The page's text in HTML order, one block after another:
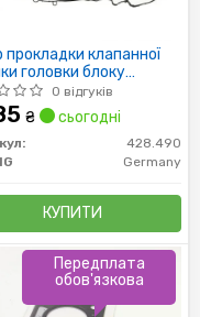
прокладки клапанної
головки блоку
0 відгуків
₴ сьогодні
428.490
Germany
КУПИТИ
Передплата
обов'язкова